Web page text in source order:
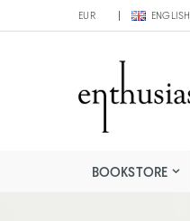
EUR ENGLISH
BOOKSTORE